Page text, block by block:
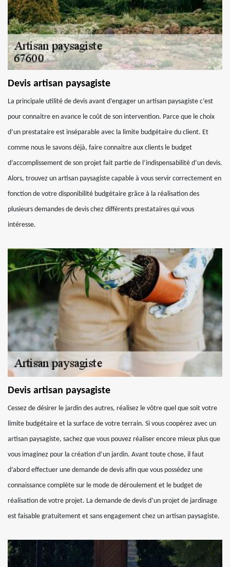
Devis artisan paysagiste
La principale utilité de devis avant d’engager un artisan paysagiste c’est
pour connaitre en avance le coût de son intervention. Parce que le choix
d’un prestataire est inséparable avec la limite budgétaire du client. Et
comme nous le savons déjà, faire connaitre aux clients le budget
d’accomplissement de son projet fait partie de l’indispensabilité d’un devis.
Alors, trouvez un artisan paysagiste capable à vous servir correctement en
fonction de votre disponibilité budgétaire grâce à la réalisation des
plusieurs demandes de devis chez différents prestataires qui vous
intéresse.
Devis artisan paysagiste
Cessez de désirer le jardin des autres, réalisez le vôtre quel que soit votre
limite budgétaire et la surface de votre terrain. Si vous coopérez avec un
artisan paysagiste, sachez que vous pouvez réaliser encore mieux plus que
vous imaginez pour la création d’un jardin. Avant toute chose, il faut
d’abord effectuer une demande de devis afin que vous possédez une
connaissance complète sur le mode de déroulement et le budget de
réalisation de votre projet. La demande de devis d’un projet de jardinage
est faisable gratuitement et sans engagement chez un artisan paysagiste.